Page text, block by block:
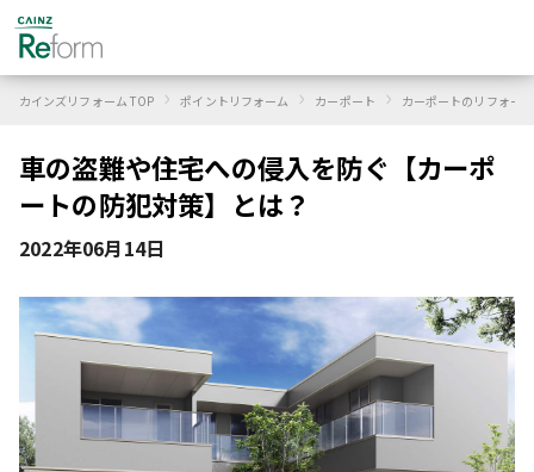
カインズリフォーム TOP › ポイントリフォーム › カーポート › カーポートのリフォー
車の盗難や住宅への侵入を防ぐ【カーポ
ートの防犯対策】とは？
2022年06月14日